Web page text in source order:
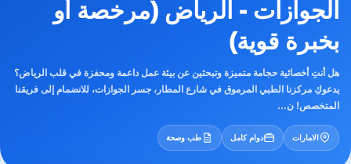
الجوازات - الرياض (مرخصة أو
بخبرة قوية)
هل أنتِ أخصائية حجامة متميزة وتبحثين عن بيئة عمل داعمة ومحفزة في قلب الرياض؟
يدعوكِ مركزنا الطبي المرموق في شارع المطار، جسر الجوازات، للانضمام إلى فريقنا
المتخصص! ن…
الامارات دوام كامل طب وصحة